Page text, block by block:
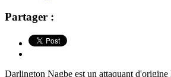
Partager :
Darlington Nagbe est un attaquant